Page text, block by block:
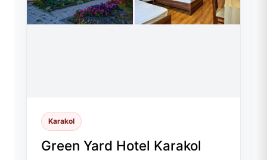
Karakol
Green Yard Hotel Karakol